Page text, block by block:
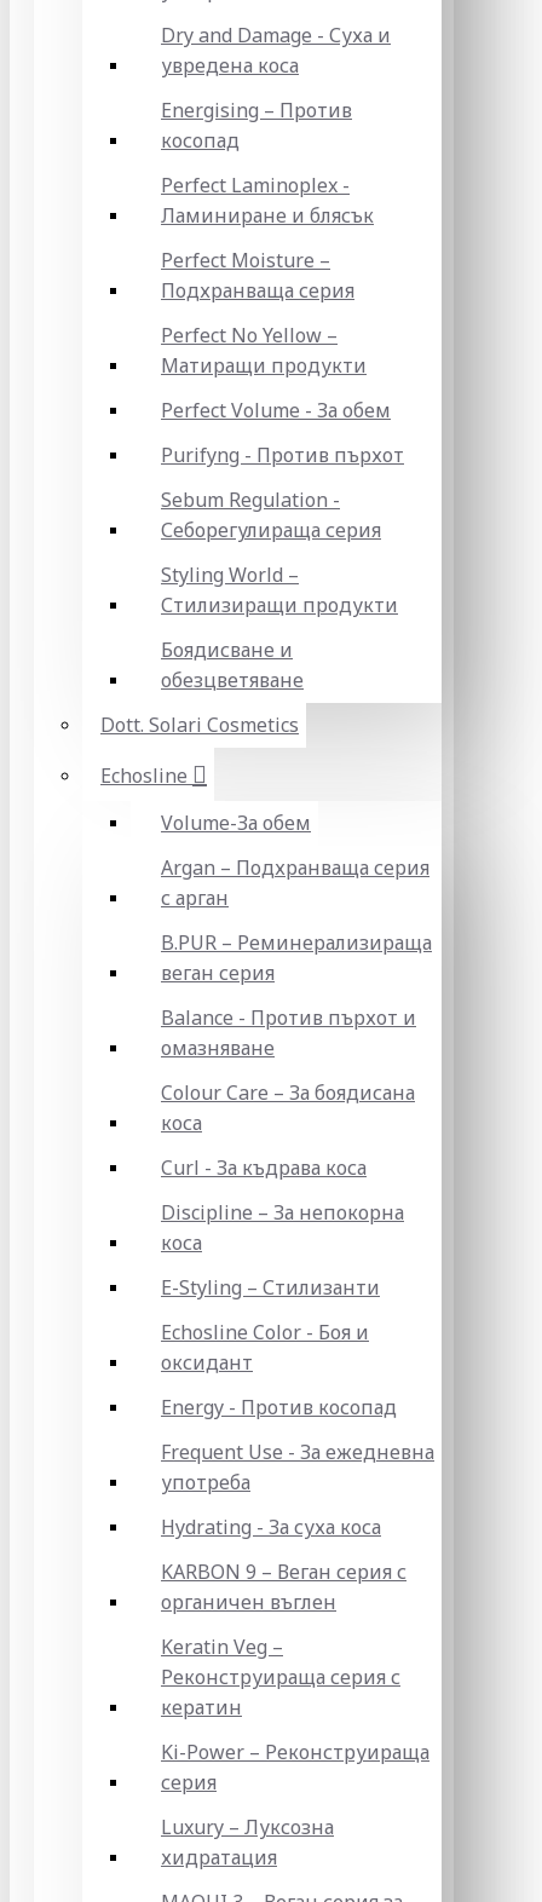
Dry and Damage - Суха и
увредена коса
Energising – Против
косопад
Perfect Laminoplex -
Ламиниране и блясък
Perfect Moisture –
Подхранваща серия
Perfect No Yellow –
Матиращи продукти
Perfect Volume - За обем
Purifyng - Против пърхот
Sebum Regulation -
Себорегулираща серия
Styling World –
Стилизиращи продукти
Боядисване и
обезцветяване
Dott. Solari Cosmetics
Echosline
Volume-За обем
Argan – Подхранваща серия
с арган
B.PUR – Реминерализираща
веган серия
Balance - Против пърхот и
омазняване
Colour Care – За боядисана
коса
Curl - За къдрава коса
Discipline – За непокорна
коса
E-Styling – Стилизанти
Echosline Color - Боя и
оксидант
Energy - Против косопад
Frequent Use - За ежедневна
употреба
Hydrating - За суха коса
KARBON 9 – Веган серия с
органичен въглен
Keratin Veg –
Реконструираща серия с
кератин
Ki-Power – Реконструираща
серия
Luxury – Луксозна
хидратация